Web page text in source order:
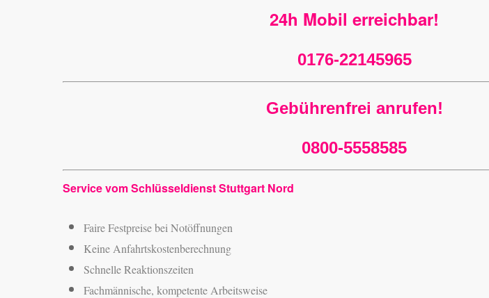
24h Mobil erreichbar!
0176-22145965
Gebührenfrei anrufen!
0800-5558585
Service vom Schlüsseldienst Stuttgart Nord
Faire Festpreise bei Notöffnungen
Keine Anfahrtskostenberechnung
Schnelle Reaktionszeiten
Fachmännische, kompetente Arbeitsweise